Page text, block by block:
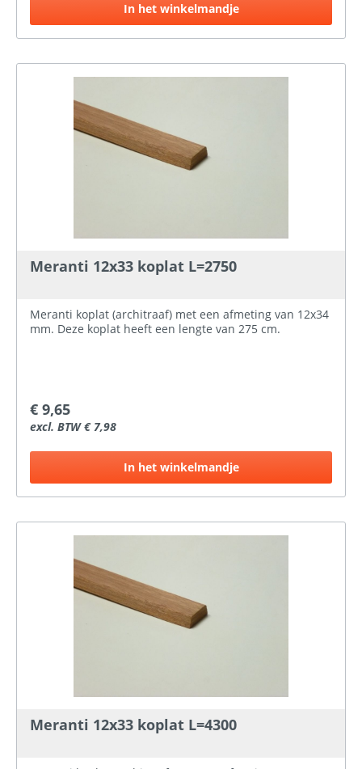
In het winkelmandje
Meranti 12x33 koplat L=2750
Meranti koplat (architraaf) met een afmeting van 12x34
mm. Deze koplat heeft een lengte van 275 cm.
€ 9,65
excl. BTW € 7,98
In het winkelmandje
Meranti 12x33 koplat L=4300